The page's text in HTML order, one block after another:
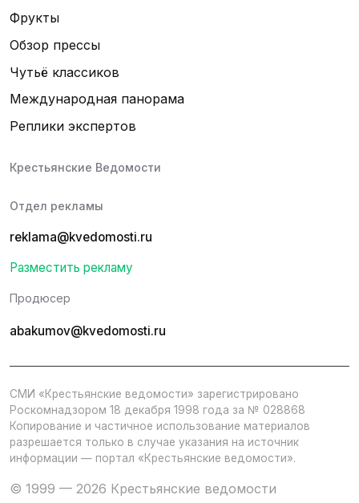
Фрукты
Обзор прессы
Чутьё классиков
Международная панорама
Реплики экспертов
Крестьянские Ведомости
Отдел рекламы
reklama@kvedomosti.ru
Разместить рекламу
Продюсер
abakumov@kvedomosti.ru
СМИ «Крестьянские ведомости» зарегистрировано
Роскомнадзором 18 декабря 1998 года за № 028868
Копирование и частичное использование материалов
разрешается только в случае указания на источник
информации — портал «Крестьянские ведомости».
© 1999 — 2026 Крестьянские ведомости